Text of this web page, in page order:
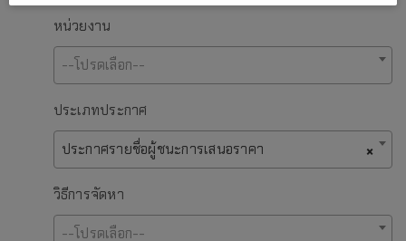
หน่วยงาน
--โปรดเลือก--
ประเภทประกาศ
×
ประกาศรายชื่อผู้ชนะการเสนอราคา
วิธีการจัดหา
--โปรดเลือก--